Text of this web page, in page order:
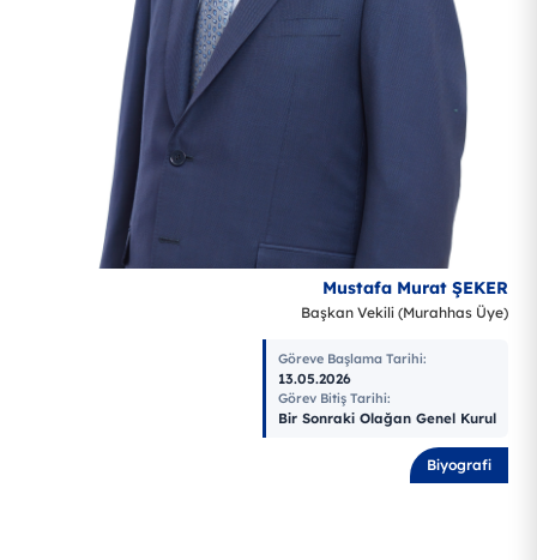
Mustafa Murat ŞEKER
Başkan Vekili (Murahhas Üye)
Göreve Başlama Tarihi:
13.05.2026
Görev Bitiş Tarihi:
Bir Sonraki Olağan Genel Kurul
Biyografi